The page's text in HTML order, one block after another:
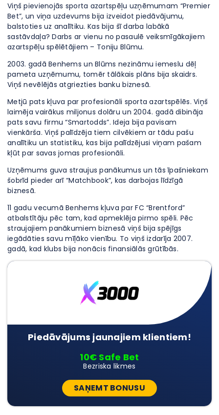
Viņš pievienojās sporta azartspēļu uzņēmumam “Premier
Bet”, un viņa uzdevums bija izveidot piedāvājumu,
balstoties uz analītiku. Kas bija šī darba labākā
sastāvdaļa? Darbs ar vienu no pasaulē veiksmīgākajiem
azartspēļu spēlētājiem – Toniju Blūmu.
2003. gadā Benhems un Blūms nezināmu iemeslu dēļ
pameta uzņēmumu, tomēr tālākais plāns bija skaidrs.
Viņš nevēlējās atgriezties banku biznesā.
Metjū pats kļuva par profesionāli sporta azartspēlēs. Viņš
laimēja vairākus miljonus dolāru un 2004. gadā dibināja
pats savu firmu “Smartodds”. Ideja bija pavisam
vienkārša. Viņš palīdzēja tiem cilvēkiem ar tādu pašu
analītiku un statistiku, kas bija palīdzējusi viņam pašam
kļūt par savas jomas profesionāli.
Uzņēmums guva straujus panākumus un tās īpašniekam
šobrīd pieder arī “Matchbook”, kas darbojas līdzīgā
biznesā.
11 gadu vecumā Benhems kļuva par FC “Brentford”
atbalstītāju pēc tam, kad apmeklēja pirmo spēli. Pēc
straujajiem panākumiem biznesā viņš bija spējīgs
iegādāties savu mīļāko vienību. To viņš izdarīja 2007.
gadā, kad klubs bija nonācis finansiālās grūtībās.
Piedāvājums jaunajiem klientiem!
10€ Safe Bet
Bezriska likmes
SAŅEMT BONUSU